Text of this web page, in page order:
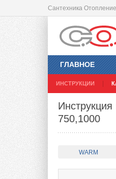
Сантехника
ГЛАВНОЕ
ИНСТРУКЦИИ
750,1000
WARM